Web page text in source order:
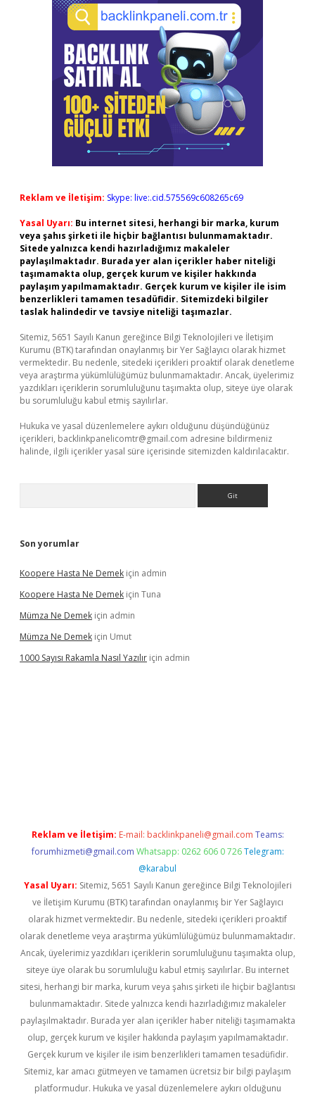
Reklam ve İletişim: Skype: live:.cid.575569c608265c69
Yasal Uyarı: Bu internet sitesi, herhangi bir marka, kurum
veya şahıs şirketi ile hiçbir bağlantısı bulunmamaktadır.
Sitede yalnızca kendi hazırladığımız makaleler
paylaşılmaktadır. Burada yer alan içerikler haber niteliği
taşımamakta olup, gerçek kurum ve kişiler hakkında
paylaşım yapılmamaktadır. Gerçek kurum ve kişiler ile isim
benzerlikleri tamamen tesadüfidir. Sitemizdeki bilgiler
taslak halindedir ve tavsiye niteliği taşımazlar.
Sitemiz, 5651 Sayılı Kanun gereğince Bilgi Teknolojileri ve İletişim
Kurumu (BTK) tarafından onaylanmış bir Yer Sağlayıcı olarak hizmet
vermektedir. Bu nedenle, sitedeki içerikleri proaktif olarak denetleme
veya araştırma yükümlülüğümüz bulunmamaktadır. Ancak, üyelerimiz
yazdıkları içeriklerin sorumluluğunu taşımakta olup, siteye üye olarak
bu sorumluluğu kabul etmiş sayılırlar.
Hukuka ve yasal düzenlemelere aykırı olduğunu düşündüğünüz
içerikleri, backlinkpanelicomtr@gmail.com adresine bildirmeniz
halinde, ilgili içerikler yasal süre içerisinde sitemizden kaldırılacaktır.
Son yorumlar
Koopere Hasta Ne Demek için admin
Koopere Hasta Ne Demek için Tuna
Mümza Ne Demek için admin
Mümza Ne Demek için Umut
1000 Sayısı Rakamla Nasıl Yazılır için admin
Reklam ve İletişim: E-mail: backlinkpaneli@gmail.com Teams:
forumhizmeti@gmail.com Whatsapp: 0262 606 0 726 Telegram:
@karabul
Yasal Uyarı: Sitemiz, 5651 Sayılı Kanun gereğince Bilgi Teknolojileri
ve İletişim Kurumu (BTK) tarafından onaylanmış bir Yer Sağlayıcı
olarak hizmet vermektedir. Bu nedenle, sitedeki içerikleri proaktif
olarak denetleme veya araştırma yükümlülüğümüz bulunmamaktadır.
Ancak, üyelerimiz yazdıkları içeriklerin sorumluluğunu taşımakta olup,
siteye üye olarak bu sorumluluğu kabul etmiş sayılırlar. Bu internet
sitesi, herhangi bir marka, kurum veya şahıs şirketi ile hiçbir bağlantısı
bulunmamaktadır. Sitede yalnızca kendi hazırladığımız makaleler
paylaşılmaktadır. Burada yer alan içerikler haber niteliği taşımamakta
olup, gerçek kurum ve kişiler hakkında paylaşım yapılmamaktadır.
Gerçek kurum ve kişiler ile isim benzerlikleri tamamen tesadüfidir.
Sitemiz, kar amacı gütmeyen ve tamamen ücretsiz bir bilgi paylaşım
platformudur. Hukuka ve yasal düzenlemelere aykırı olduğunu